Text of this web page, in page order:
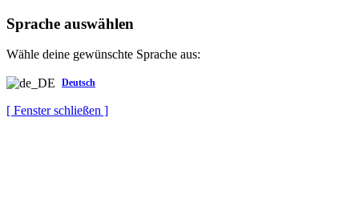
Sprache auswählen
Wähle deine gewünschte Sprache aus:
Deutsch
[ Fenster schließen ]